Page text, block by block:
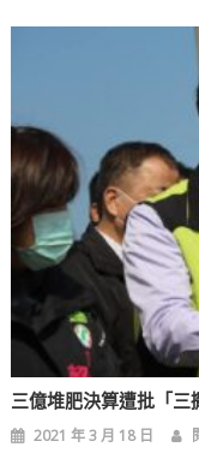
三億堆肥決算遭批「三
2021 年 3 月 18 日